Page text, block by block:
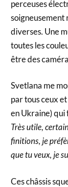
perceuses
soigneusement
diverses. Une
toutes les
être des
Svetlana me
par tous ceux
en Ukraine)
Très utile,
finitions, je
que tu veux, je
Ces châssis